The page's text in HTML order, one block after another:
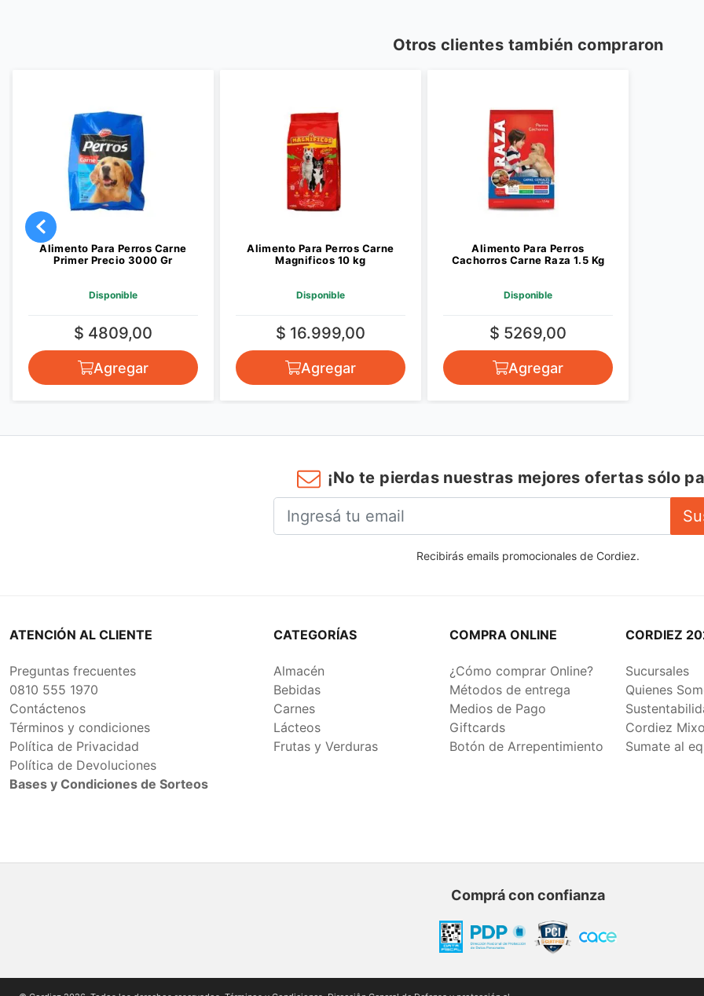
Otros clientes también compraron
Carne
Alimento Para Perros Carne
Primer Precio 3000 Gr
$ 4809,00
Agregar
Alimento Para Perros Carne
Magnificos 10 kg
$ 16.999,00
Agregar
Alimento Para Perros
Cachorros Carne Raza 1.5 Kg
$ 5269,00
Agregar
¡No te pierdas nuestras mejores ofertas sólo
Recibirás emails promocionales de Cordiez.
ATENCIÓN AL CLIENTE
Preguntas frecuentes
0810 555 1970
Contáctenos
Términos y condiciones
Política de Privacidad
Política de Devoluciones
Bases y Condiciones de Sorteos
CATEGORÍAS
Almacén
Bebidas
Carnes
Lácteos
Frutas y Verduras
COMPRA ONLINE
¿Cómo comprar Online?
Métodos de entrega
Medios de Pago
Giftcards
Botón de Arrepentimiento
CORDIEZ
Sucursales
Quienes
Cordiez
Sumate al
Comprá con confianza